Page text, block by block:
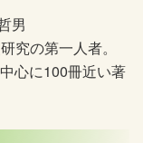
男
究の第一人者。
心に100冊近い著